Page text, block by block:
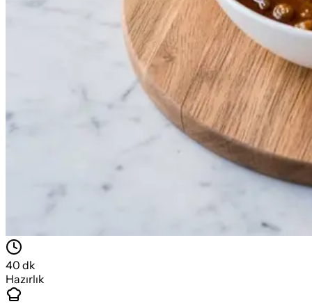
40 dk
Hazırlık